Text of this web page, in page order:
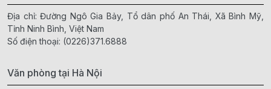
Địa chỉ: Đường Ngô Gia Bảy, Tổ dân phố An Thái, Xã Bình Mỹ,
Tỉnh Ninh Bình, Việt Nam
Số điện thoại: (0226)371.6888
Văn phòng tại Hà Nội